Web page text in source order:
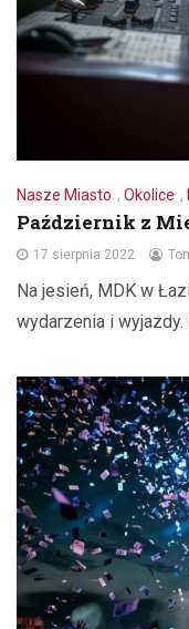
Nasze Miasto , Okolice ,
Październik z
17 sierpnia 2022
Na jesień, MDK w
wydarzenia i